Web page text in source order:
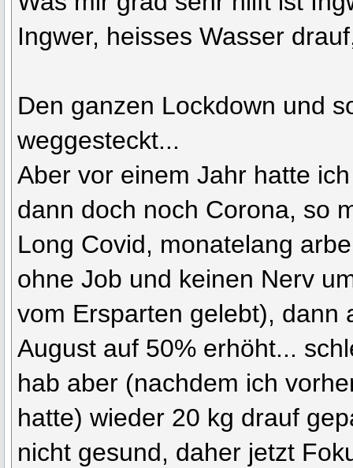
Ingwer, heisses Wasser
Den ganzen Lockdown und
weggesteckt...
Aber vor einem Jahr hatte
dann doch noch Corona, so
Long Covid, monatelang
ohne Job und keinen Nerv
vom Ersparten gelebt), dann
August auf 50% erhöht...
hab aber (nachdem ich
hatte) wieder 20 kg drauf
nicht gesund, daher jetzt